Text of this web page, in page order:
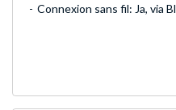
Connexion sans fil: Ja, via